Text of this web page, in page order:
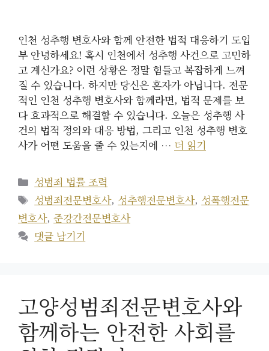
인천 성추행 변호사와 함께 안전한 법적 대응하기 도입
부 안녕하세요! 혹시 인천에서 성추행 사건으로 고민하
고 계신가요? 이런 상황은 정말 힘들고 복잡하게 느껴
질 수 있습니다. 하지만 당신은 혼자가 아닙니다. 전문
적인 인천 성추행 변호사와 함께라면, 법적 문제를 보
다 효과적으로 해결할 수 있습니다. 오늘은 성추행 사
건의 법적 정의와 대응 방법, 그리고 인천 성추행 변호
사가 어떤 도움을 줄 수 있는지에 … 더 읽기
카
테
고
리
성범죄 법률 조력
태
그
성범죄전문변호사, 성추행전문변호사, 성폭행전문
변호사, 준강간전문변호사
댓글 남기기
고양성범죄전문변호사와
함께하는 안전한 사회를